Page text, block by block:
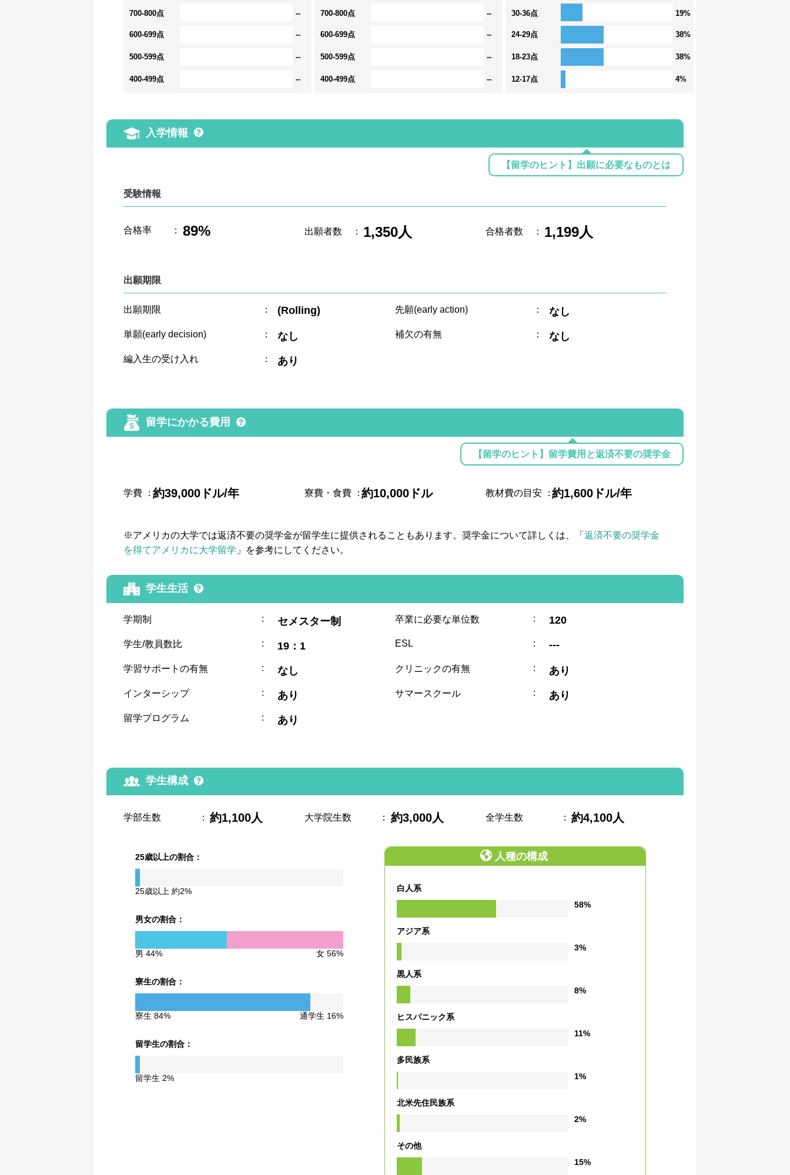
700-800点 --
600-699点 --
500-599点 --
400-499点 --
700-800点 --
600-699点 --
500-599点 --
400-499点 --
30-36点 19%
24-29点 38%
18-23点 38%
12-17点 4%
入学情報
【留学のヒント】出願に必要なものとは
受験情報
合格率 ： 89% 出願者数 ： 1,350人 合格者数 ： 1,199人
出願期限
出願期限 ： (Rolling) 先願(early action) ： なし
単願(early decision) ： なし 補欠の有無 ： なし
編入生の受け入れ ： あり
留学にかかる費用
【留学のヒント】留学費用と返済不要の奨学金
学費 ：約39,000ドル/年 寮費・食費 ：約10,000ドル 教材費の目安 ：約1,600ドル/年
※アメリカの大学では返済不要の奨学金が留学生に提供されることもあります。奨学金について詳しくは、「返済不要の奨学金
を得てアメリカに大学留学 」を参考にしてください。
学生生活
学期制 : セメスター制 卒業に必要な単位数 : 120
学生/教員数比 : 19：1 ESL : ---
学習サポートの有無 : なし クリニックの有無 : あり
インターシップ : あり サマースクール : あり
留学プログラム : あり
学生構成
学部生数 ： 約1,100人 大学院生数 ： 約3,000人 全学生数 ： 約4,100人
25歳以上の割合：
25歳以上 約2%
男女の割合：
男 44% 女 56%
寮生の割合：
寮生 84% 通学生 16%
留学生の割合：
留学生 2%
人種の構成
白人系
58%
アジア系
3%
黒人系
8%
ヒスパニック系
11%
多民族系
1%
北米先住民族系
2%
その他
15%